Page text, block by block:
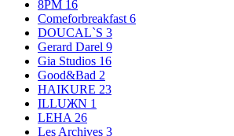
8PM 16
Comeforbreakfast 6
DOUCAL`S 3
Gerard Darel 9
Gia Studios 16
Good&Bad 2
HAIKURE 23
ILLUЖN 1
LEHA 26
Les Archives 3